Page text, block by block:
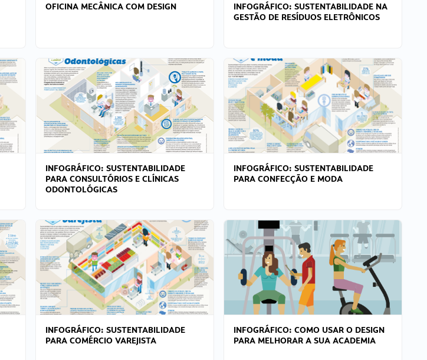
OFICINA MECÂNICA COM DESIGN
INFOGRÁFICO: SUSTENTABILIDADE NA
GESTÃO DE RESÍDUOS ELETRÔNICOS
INFOGRÁFICO: SUSTENTABILIDADE
PARA CONSULTÓRIOS E CLÍNICAS
ODONTOLÓGICAS
INFOGRÁFICO: SUSTENTABILIDADE
PARA CONFECÇÃO E MODA
INFOGRÁFICO: SUSTENTABILIDADE
PARA COMÉRCIO VAREJISTA
INFOGRÁFICO: COMO USAR O DESIGN
PARA MELHORAR A SUA ACADEMIA